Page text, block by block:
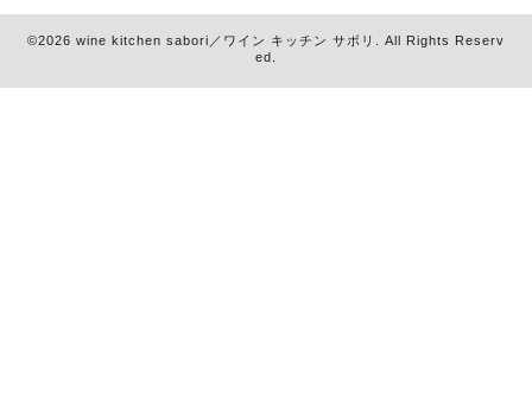
©2026 wine kitchen sabori／ワイン キッチン サボリ
. All Rights Reserv
ed.